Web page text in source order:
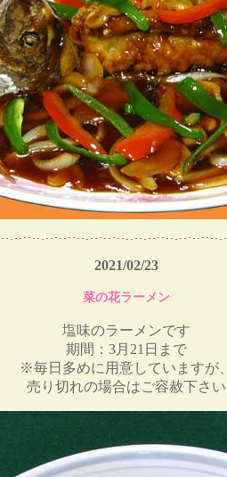
2021/02/23
菜の花ラーメン
塩味のラーメンです
期間：3月21日まで
※毎日多めに用意していますが、
売り切れの場合はご容赦下さい